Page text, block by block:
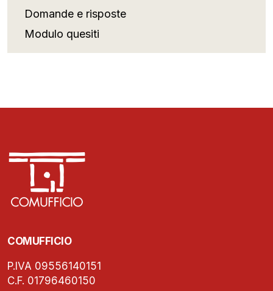
Domande e risposte
Modulo quesiti
COMUFFICIO
P.IVA 09556140151
C.F. 01796460150